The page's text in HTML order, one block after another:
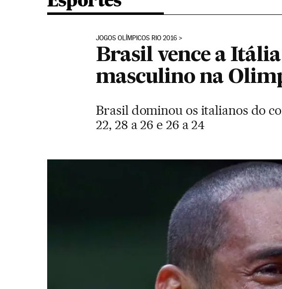
JOGOS OLÍMPICOS RIO 2016
Brasil vence a
masculino na
Brasil dominou os italianos do
22, 28 a 26 e 26 a 24